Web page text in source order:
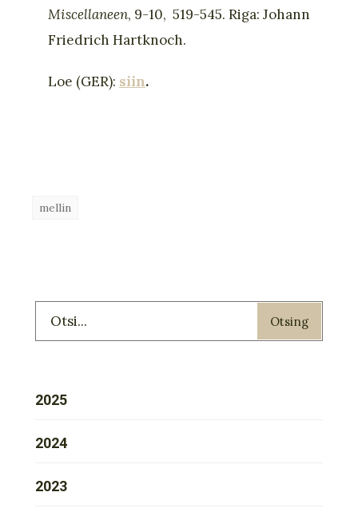
Miscellaneen, 9-10, 519-545. Riga: Johann
Friedrich Hartknoch.
Loe (GER): siin.
mellin
Otsing
2025
2024
2023